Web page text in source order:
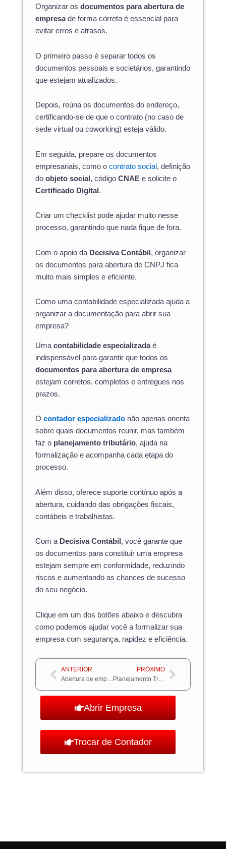
Organizar os documentos para abertura de
empresade forma correta é essencial para
evitar erros e atrasos.
O primeiro passo é separar todos os
documentos pessoais e societários, garantindo
que estejam atualizados.
Depois, reúna os documentos do endereço,
certificando-se de que o contrato (no caso de
sede virtual ou coworking) esteja válido.
Em seguida, prepare os documentos
empresariais, como o contrato social , definição
do objeto social , código CNAE e solicite o
Certificado Digital .
Criar um checklist pode ajudar muito nesse
processo, garantindo que nada fique de fora.
Com o apoio da Decisiva Contábil , organizar
os documentos para abertura de CNPJ fica
muito mais simples e eficiente.
Como uma contabilidade especializada ajuda a
organizar a documentação para abrir sua
empresa?
Uma contabilidade especializadaé
indispensável para garantir que todos os
documentos para abertura de empresa
estejam corretos, completos e entregues nos
prazos.
O contador especializado não apenas orienta
sobre quais documentos reunir, mas também
faz o planejamento tributário, ajuda na
formalização e acompanha cada etapa do
processo.
Além disso, oferece suporte contínuo após a
abertura, cuidando das obrigações fiscais,
contábeis e trabalhistas.
Com a Decisiva Contábil , você garante que
os documentos para constituir uma empresa
estejam sempre em conformidade, reduzindo
riscos e aumentando as chances de sucesso
do seu negócio.
Clique em um dos botões abaixo e descubra
como podemos ajudar você a formalizar sua
empresa com segurança, rapidez e eficiência.
Anterior
ANTERIOR
PRÓXIMOPróximo
Abrir Empresa
Trocar de Contador